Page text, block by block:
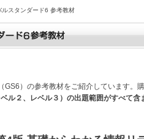
スタンダード6 参考教材
GS6）の参考教材をご紹介しています。
ル２、レベル３）の出題範囲がすべて含